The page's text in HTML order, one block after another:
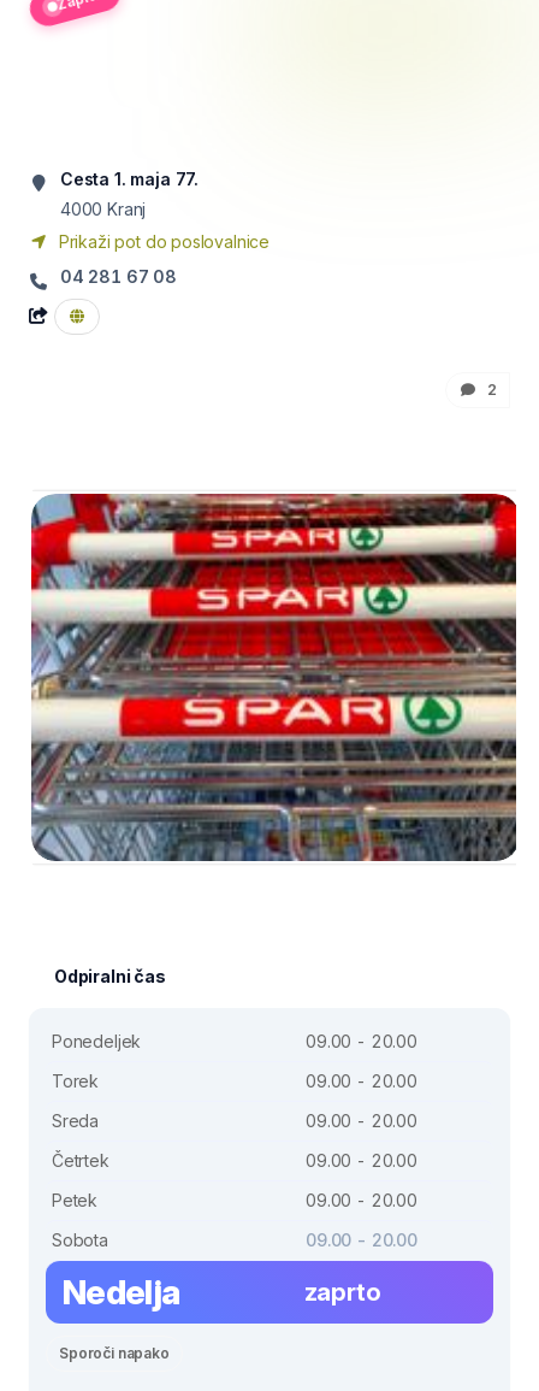
Cesta 1. maja 77.
4000 Kranj
Prikaži pot do poslovalnice
04 281 67 08
2
Odpiralni čas
Ponedeljek
09.00 - 20.00
Torek
09.00 - 20.00
Sreda
09.00 - 20.00
Četrtek
09.00 - 20.00
Petek
09.00 - 20.00
Sobota
09.00 - 20.00
Nedelja zaprto
Sporoči napako